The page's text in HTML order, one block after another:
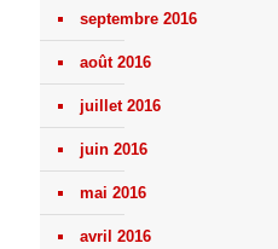
septembre 2016
août 2016
juillet 2016
juin 2016
mai 2016
avril 2016